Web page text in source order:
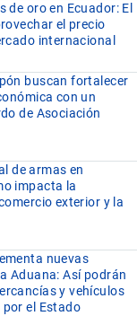
de oro en Ecuador: El
el precio
internacional
buscan fortalecer
con un
de Asociación
de armas en
impacta la
exterior y la
nuevas
Aduana: Así podrán
y vehículos
el Estado